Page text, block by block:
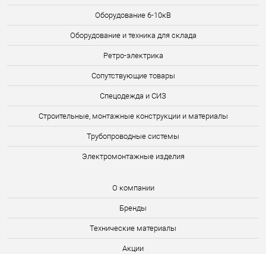
Оборудование 6-10кВ
Оборудование и техника для склада
Ретро-электрика
Сопутствующие товары
Спецодежда и СИЗ
Строительные, монтажные конструкции и материалы
Трубопроводные системы
Электромонтажные изделия
О компании
Бренды
Технические материалы
Акции